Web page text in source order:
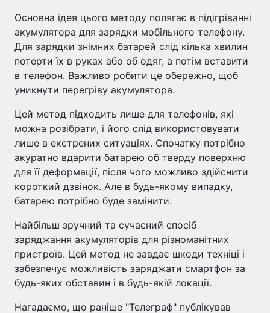
Основна ідея цього методу полягає в підігріванні
акумулятора для зарядки мобільного телефону.
Для зарядки знімних батарей слід кілька хвилин
потерти їх в руках або об одяг, а потім вставити
в телефон. Важливо робити це обережно, щоб
уникнути перегріву акумулятора.
Цей метод підходить лише для телефонів, які
можна розібрати, і його слід використовувати
лише в екстрених ситуаціях. Спочатку потрібно
акуратно вдарити батарею об тверду поверхню
для її деформації, після чого можливо здійснити
короткий дзвінок. Але в будь-якому випадку,
батарею потрібно буде замінити.
Найбільш зручний та сучасний спосіб
заряджання акумуляторів для різноманітних
пристроїв. Цей метод не завдає шкоди техніці і
забезпечує можливість заряджати смартфон за
будь-яких обставин і в будь-якій локації.
Нагадаємо, що раніше "Телеграф" публікував